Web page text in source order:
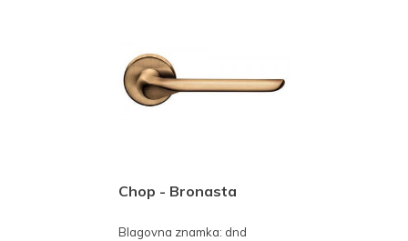
Chop - Bronasta
Blagovna znamka: dnd